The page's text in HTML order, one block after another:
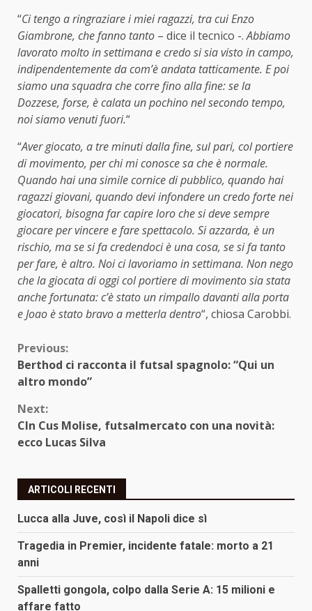
“Ci tengo a ringraziare i miei ragazzi, tra cui Enzo
Giambrone, che fanno tanto – dice il tecnico -.Abbiamo
lavorato molto in settimana e credo si sia visto in campo,
indipendentemente da com’è andata tatticamente. E poi
siamo una squadra che corre fino alla fine: se la
Dozzese, forse, è calata un pochino nel secondo tempo,
noi siamo venuti fuori.“
“Aver giocato, a tre minuti dalla fine, sul pari, col portiere
di movimento, per chi mi conosce sa che è normale.
Quando hai una simile cornice di pubblico, quando hai
ragazzi giovani, quando devi infondere un credo forte nei
giocatori, bisogna far capire loro che si deve sempre
giocare per vincere e fare spettacolo. Si azzarda, è un
rischio, ma se si fa credendoci è una cosa, se si fa tanto
per fare, è altro. Noi ci lavoriamo in settimana. Non nego
che la giocata di oggi col portiere di movimento sia stata
anche fortunata: c’è stato un rimpallo davanti alla porta
e Joao è stato bravo a metterla dentro“, chiosa Carobbi.
Continue
Reading
Previous:
Berthod ci racconta il futsal spagnolo: “Qui un
altro mondo”
Next:
Cln Cus Molise, futsalmercato con una novità:
ecco Lucas Silva
ARTICOLI RECENTI
Lucca alla Juve, così il Napoli dice sì
Tragedia in Premier, incidente fatale: morto a 21
anni
Spalletti gongola, colpo dalla Serie A: 15 milioni e
affare fatto